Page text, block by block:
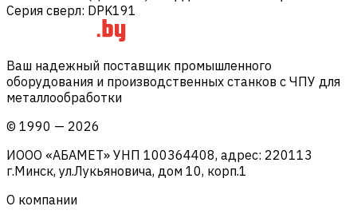
Серия сверл: DPK191
Ваш надежный поставщик промышленного
оборудования и производственных станков с ЧПУ для
металлообработки
© 1990 — 2026
ИООО «АБАМЕТ» УНП 100364408, адрес: 220113
г.Минск, ул.Лукьяновича, дом 10, корп.1
О компании